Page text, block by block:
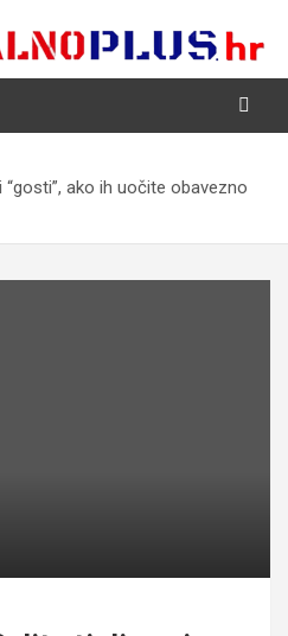
“gosti”, ako ih uočite obavezno